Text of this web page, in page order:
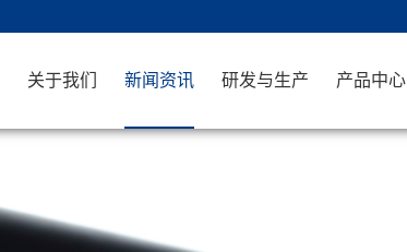
关于我们 新闻资讯 研发与生产 产品中心